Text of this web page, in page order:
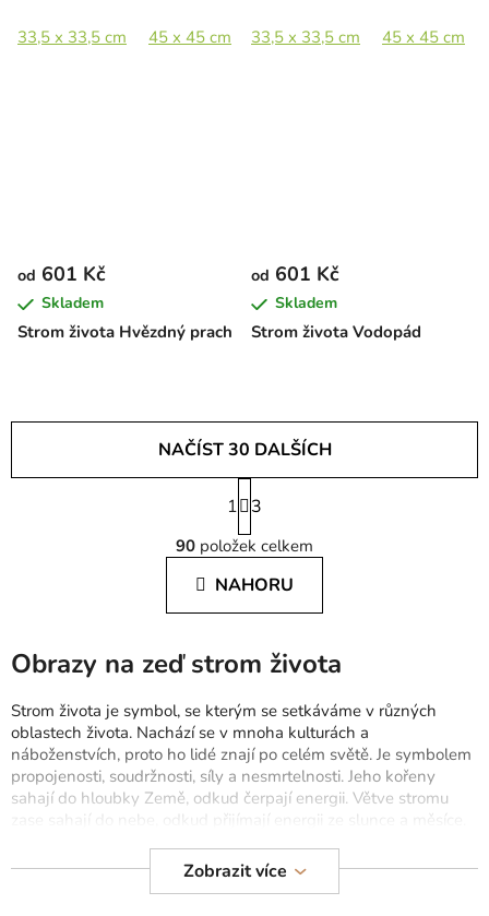
33,5 x 33,5 cm 45 x 45 cm 65 x 65 cm 89 x 89 cm
33,5 x 33,5 cm 45 x 45 cm
Strom života Hvězdný prach
od 601 Kč
Skladem
Strom života Vodopád
od 601 Kč
Skladem
O
v
l
á
d
c
p
r
v
k
ý
p
NAČÍST 30 DALŠÍCH
S
t
r
á
k
o
n
1 3
90 položek celkem
NAHORU
Obrazy na zeď strom života
Strom života je symbol, se kterým se setkáváme v různých
oblastech života. Nachází se v mnoha kulturách a
náboženstvích, proto ho lidé znají po celém světě. Je symbolem
propojenosti, soudržnosti, síly a nesmrtelnosti. Jeho kořeny
sahají do hloubky Země, odkud čerpají energii. Větve stromu
zase sahají do nebe, odkud přijímají energii ze slunce a měsíce.
Dřevěný nebo barevný strom života do všech
Zobrazit více